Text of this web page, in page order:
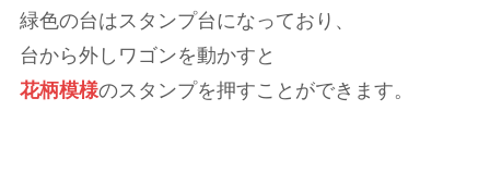
緑色の台はスタンプ台になっており、
台から外しワゴンを動かすと
花柄模様のスタンプを押すことができます。